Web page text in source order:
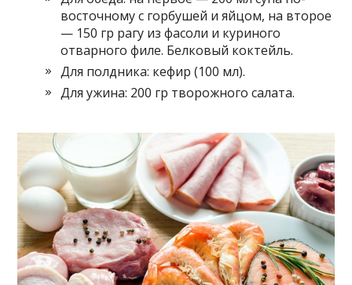
восточному с горбушей и яйцом, на второе
— 150 гр рагу из фасоли и куриного
отварного филе. Белковый коктейль.
Для полдника: кефир (100 мл).
Для ужина: 200 гр творожного салата.